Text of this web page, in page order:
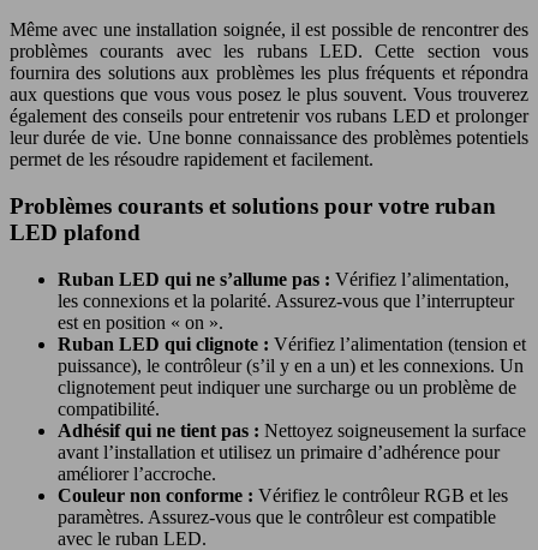
Même avec une installation soignée, il est possible de rencontrer des
problèmes courants avec les rubans LED. Cette section vous
fournira des solutions aux problèmes les plus fréquents et répondra
aux questions que vous vous posez le plus souvent. Vous trouverez
également des conseils pour entretenir vos rubans LED et prolonger
leur durée de vie. Une bonne connaissance des problèmes potentiels
permet de les résoudre rapidement et facilement.
Problèmes courants et solutions pour votre ruban
LED plafond
Ruban LED qui ne s’allume pas : Vérifiez l’alimentation,
les connexions et la polarité. Assurez-vous que l’interrupteur
est en position « on ».
Ruban LED qui clignote : Vérifiez l’alimentation (tension et
puissance), le contrôleur (s’il y en a un) et les connexions. Un
clignotement peut indiquer une surcharge ou un problème de
compatibilité.
Adhésif qui ne tient pas : Nettoyez soigneusement la surface
avant l’installation et utilisez un primaire d’adhérence pour
améliorer l’accroche.
Couleur non conforme : Vérifiez le contrôleur RGB et les
paramètres. Assurez-vous que le contrôleur est compatible
avec le ruban LED.